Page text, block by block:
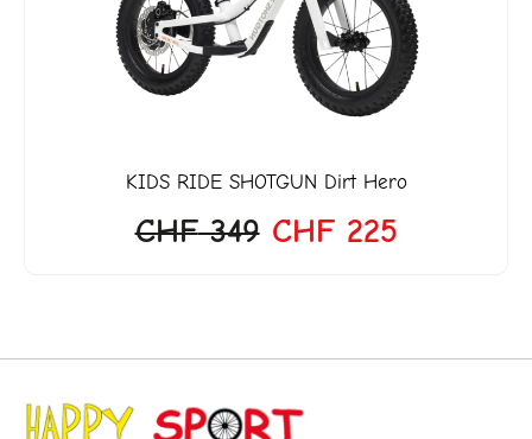
KIDS RIDE SHOTGUN Dirt Hero
CHF349
CHF 349
CHF225
CHF 225.